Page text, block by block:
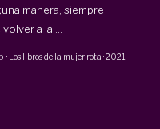
manera, siempre
a la ...
· Los libros de la mujer rota ·2021